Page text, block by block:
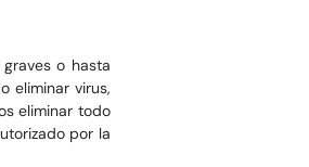
o hasta
o eliminar virus,
eliminar todo
por la